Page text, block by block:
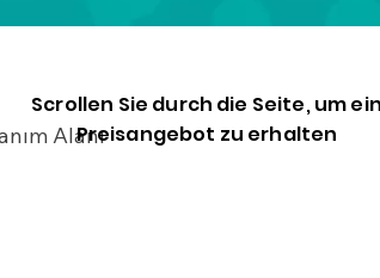
Alanı
Scrollen Sie durch die Seite, um ein
Preisangebot zu erhalten